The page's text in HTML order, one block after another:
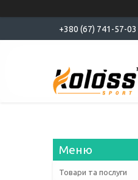
+380 (67) 741-57-03
Товари та послуги